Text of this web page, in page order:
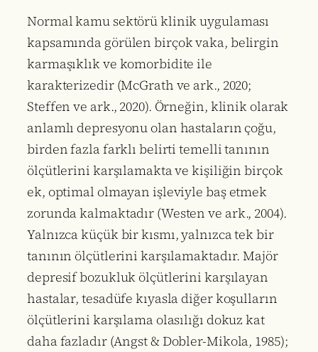
Normal kamu sektörü klinik uygulaması
kapsamında görülen birçok vaka, belirgin
karmaşıklık ve komorbidite ile
karakterizedir (McGrath ve ark., 2020;
Steffen ve ark., 2020). Örneğin, klinik olarak
anlamlı depresyonu olan hastaların çoğu,
birden fazla farklı belirti temelli tanının
ölçütlerini karşılamakta ve kişiliğin birçok
ek, optimal olmayan işleviyle baş etmek
zorunda kalmaktadır (Westen ve ark., 2004).
Yalnızca küçük bir kısmı, yalnızca tek bir
tanının ölçütlerini karşılamaktadır. Majör
depresif bozukluk ölçütlerini karşılayan
hastalar, tesadüfe kıyasla diğer koşulların
ölçütlerini karşılama olasılığı dokuz kat
daha fazladır (Angst & Dobler-Mikola, 1985);